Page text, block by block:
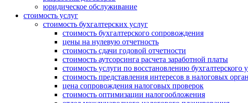
юридическое обслуживание
стоимость услуг
стоимость бухгалтерских услуг
стоимость бухгалтерского сопровождения
цены на нулевую отчетность
стоимость сдачи годовой отчетности
стоимость аутсорсинга расчета заработной платы
стоимость услуги по восстановлению бухгалтерского
стоимость представления интересов в налоговых
цена сопровождения налоговых проверок
стоимость оптимизации налогообложения